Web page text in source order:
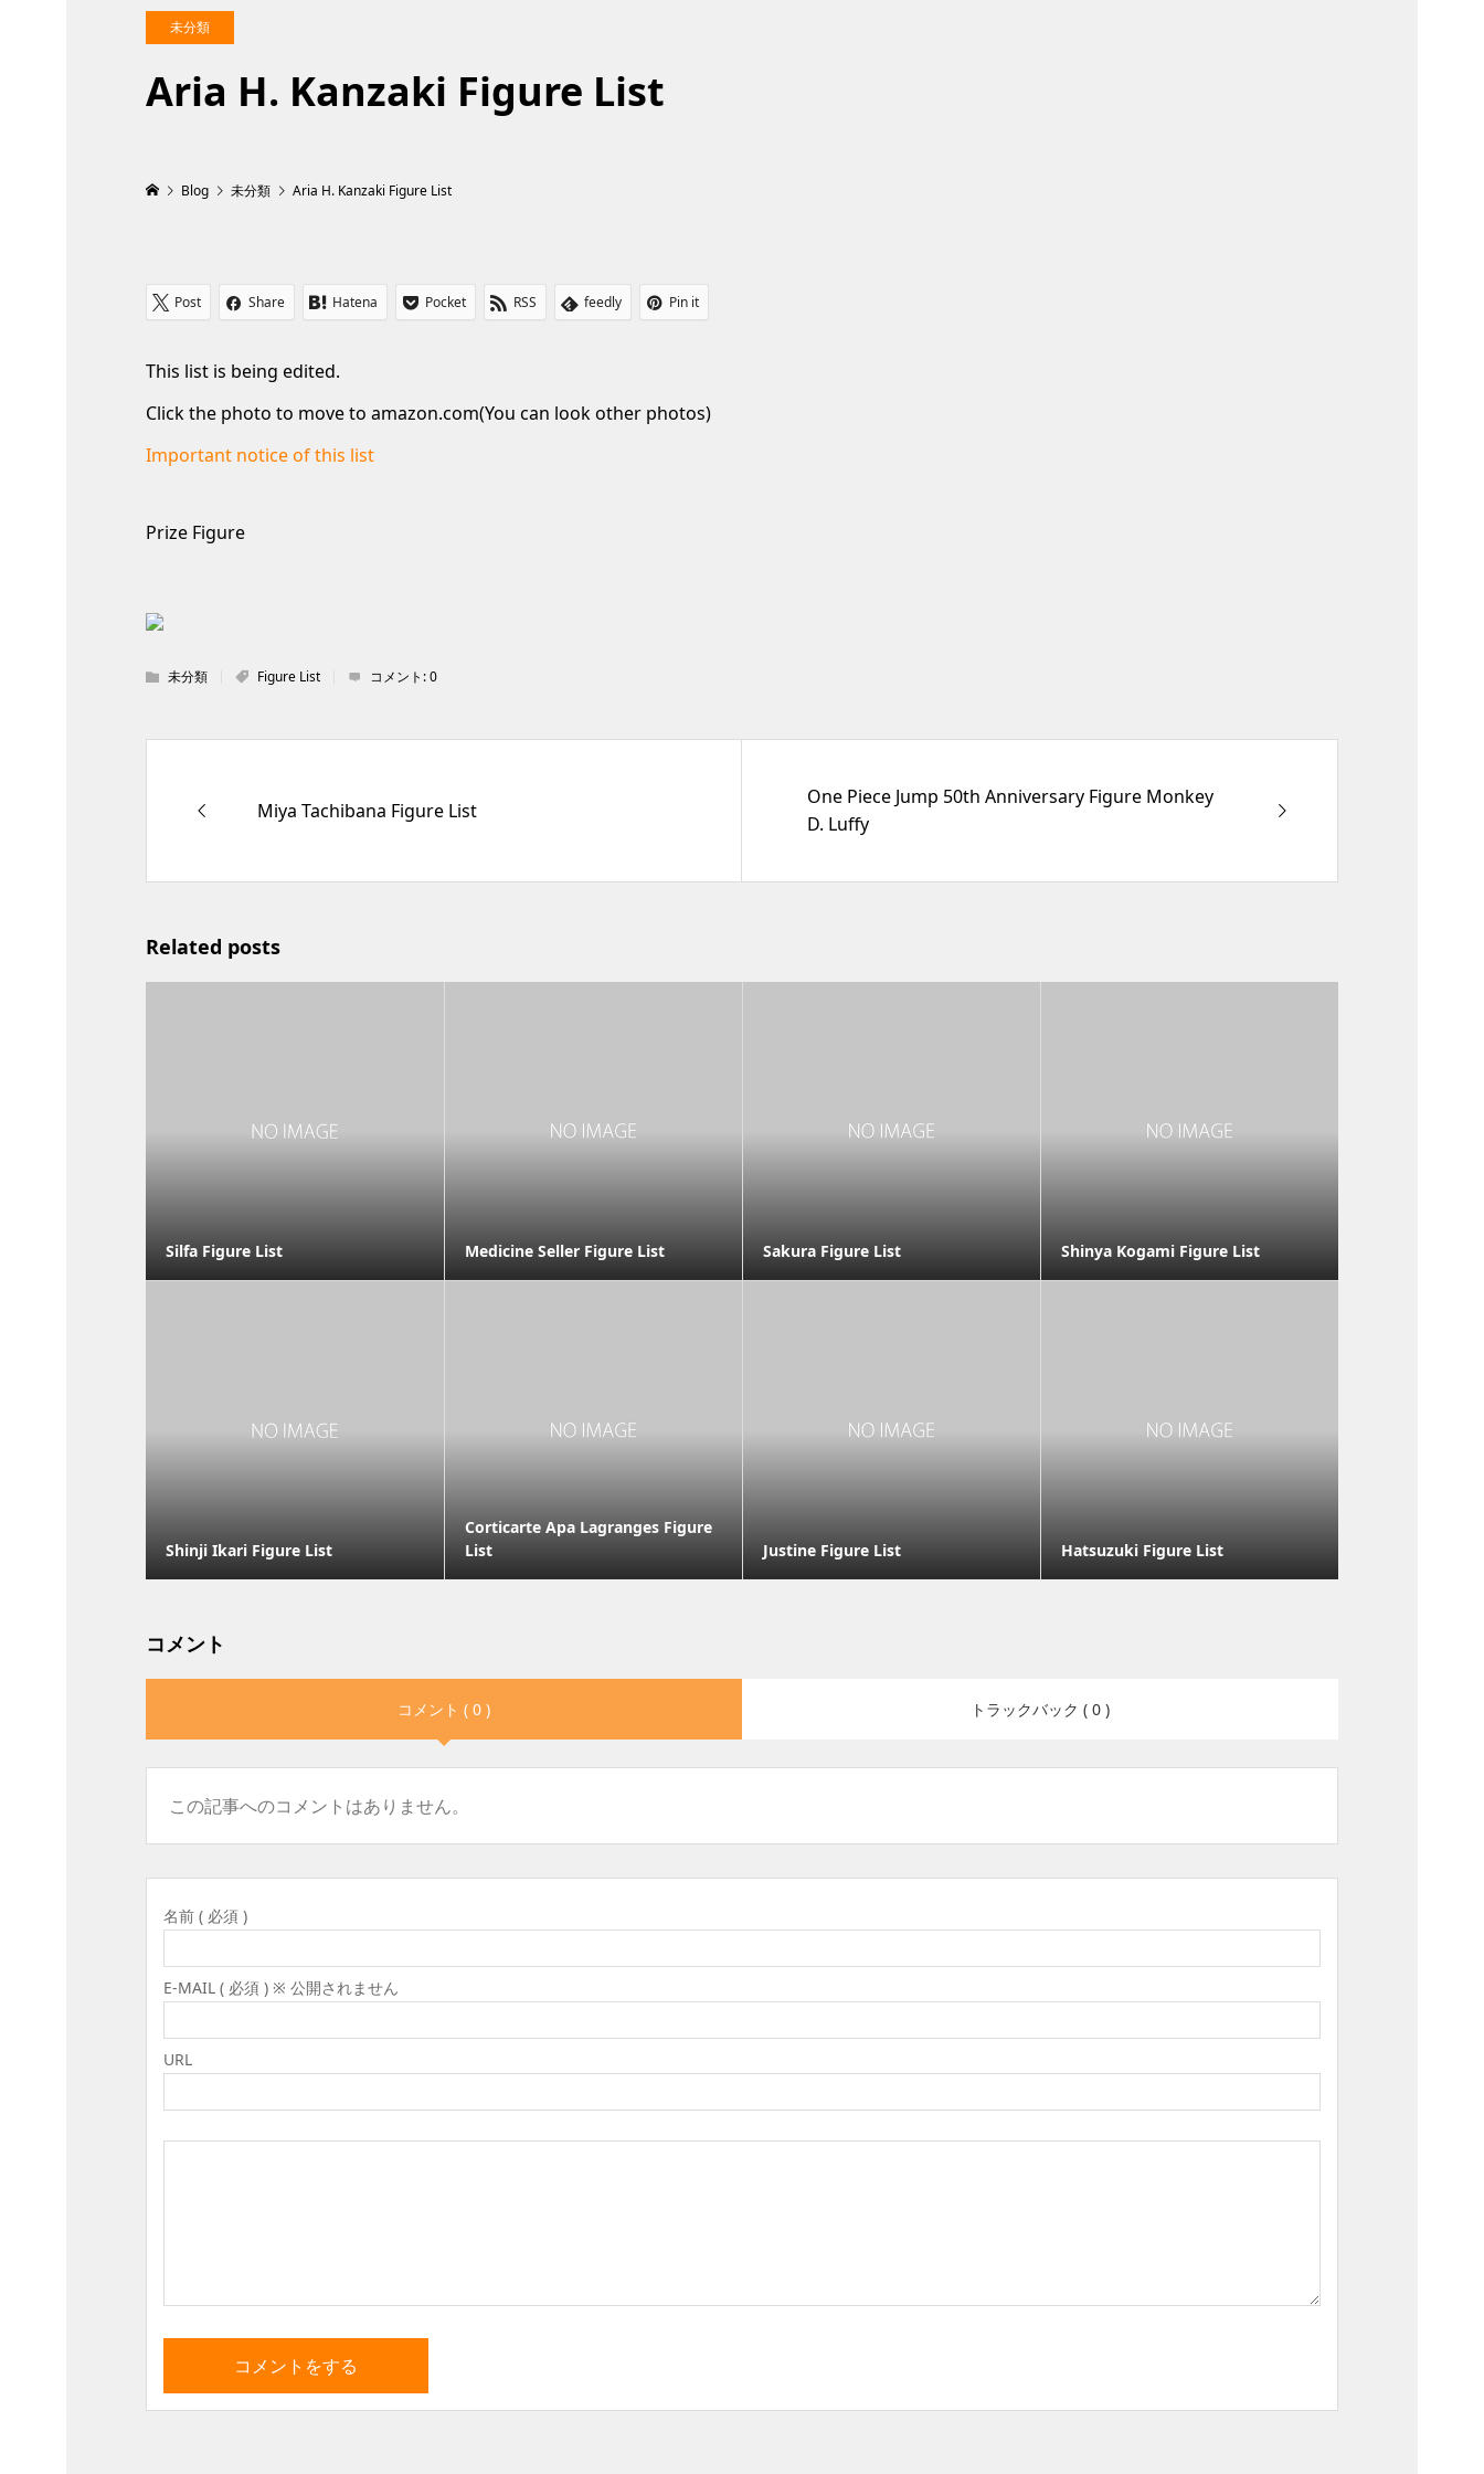
未分類
Aria H. Kanzaki Figure List
Blog 未分類 Aria H. Kanzaki Figure List
Post Share Hatena Pocket RSS feedly Pin it
This list is being edited.
Click the photo to move to amazon.com(You can look other photos)
Important notice of this list
Prize Figure
未分類 Figure List コメント:0
Miya Tachibana Figure List
One Piece Jump 50th Anniversary Figure Monkey
D. Luffy
Related posts
Silfa Figure List Medicine Seller Figure List Sakura Figure List Shinya Kogami Figure List
Shinji Ikari Figure List
Corticarte Apa Lagranges Figure
List
Justine Figure List Hatsuzuki Figure List
コメント
コメント ( 0 ) トラックバック ( 0 )
この記事へのコメントはありません。
名前 ( 必須 )
E-MAIL ( 必須 ) ※ 公開されません
URL